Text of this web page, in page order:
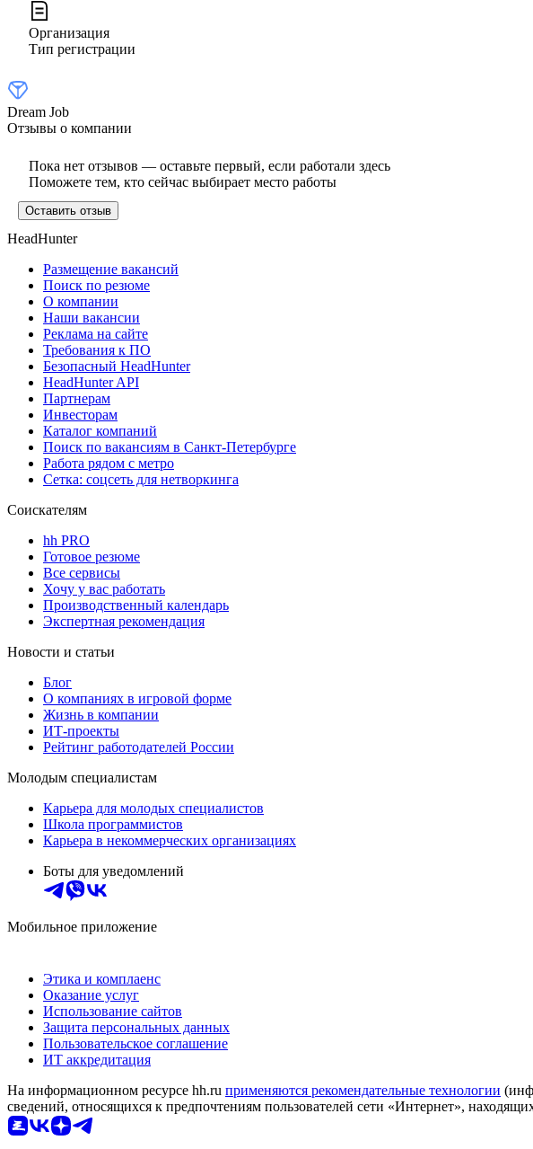
Организация
Тип регистрации
Dream Job
Отзывы о компании
Пока нет отзывов — оставьте первый, если работали здесь
Поможете тем, кто сейчас выбирает место работы
Оставить отзыв
HeadHunter
Размещение вакансий
Поиск по резюме
О компании
Наши вакансии
Реклама на сайте
Требования к ПО
Безопасный HeadHunter
HeadHunter API
Партнерам
Инвесторам
Каталог компаний
Поиск по вакансиям в Санкт-Петербурге
Работа рядом с метро
Сетка: соцсеть для нетворкинга
Соискателям
hh PRO
Готовое резюме
Все сервисы
Хочу у вас работать
Производственный календарь
Экспертная рекомендация
Новости и статьи
Блог
О компаниях в игровой форме
Жизнь в компании
ИТ-проекты
Рейтинг работодателей России
Молодым специалистам
Карьера для молодых специалистов
Школа программистов
Карьера в некоммерческих организациях
Боты для уведомлений
Мобильное приложение
Этика и комплаенс
Оказание услуг
Использование сайтов
Защита персональных данных
Пользовательское соглашение
ИТ аккредитация
На информационном ресурсе hh.ru применяются рекомендательные технологии
сведений, относящихся к предпочтениям пользователей сети «Интернет»,